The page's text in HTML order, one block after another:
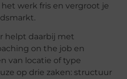
werk fris en vergroot je
helpt daarbij met
on the job en
van locatie of type
op drie zaken: structuur